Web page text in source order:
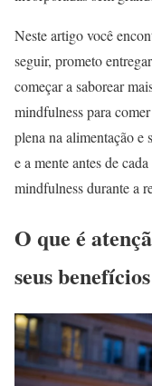
Neste artigo você
seguir, prometo
começar a saborear
mindfulness para
plena na alimentação e
e a mente antes de
mindfulness durante a
O que é
seus benefícios